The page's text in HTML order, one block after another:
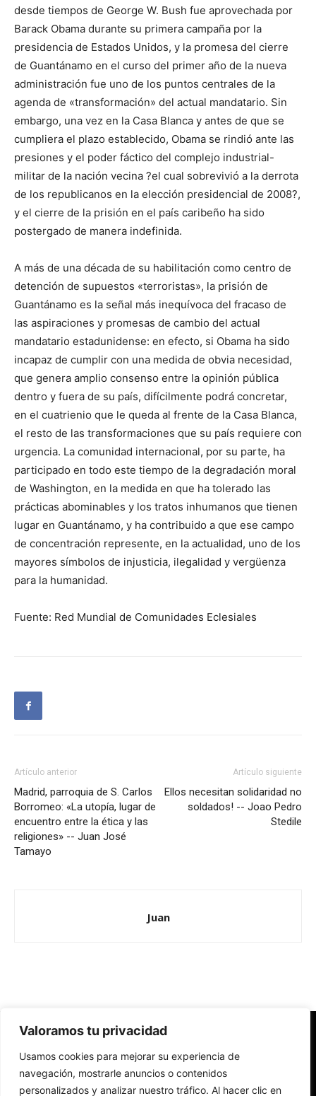
Valoramos tu privacidad
Usamos cookies para mejorar su experiencia de
navegación, mostrarle anuncios o contenidos
personalizados y analizar nuestro tráfico. Al hacer clic en
desde tiempos de George W. Bush fue aprovechada por
Barack Obama durante su primera campaña por la
presidencia de Estados Unidos, y la promesa del cierre
de Guantánamo en el curso del primer año de la nueva
administración fue uno de los puntos centrales de la
agenda de «transformación» del actual mandatario. Sin
embargo, una vez en la Casa Blanca y antes de que se
cumpliera el plazo establecido, Obama se rindió ante las
presiones y el poder fáctico del complejo industrial-
militar de la nación vecina ?el cual sobrevivió a la derrota
de los republicanos en la elección presidencial de 2008?,
y el cierre de la prisión en el país caribeño ha sido
postergado de manera indefinida.
A más de una década de su habilitación como centro de
detención de supuestos «terroristas», la prisión de
Guantánamo es la señal más inequívoca del fracaso de
las aspiraciones y promesas de cambio del actual
mandatario estadunidense: en efecto, si Obama ha sido
incapaz de cumplir con una medida de obvia necesidad,
que genera amplio consenso entre la opinión pública
dentro y fuera de su país, difícilmente podrá concretar,
en el cuatrienio que le queda al frente de la Casa Blanca,
el resto de las transformaciones que su país requiere con
urgencia. La comunidad internacional, por su parte, ha
participado en todo este tiempo de la degradación moral
de Washington, en la medida en que ha tolerado las
prácticas abominables y los tratos inhumanos que tienen
lugar en Guantánamo, y ha contribuido a que ese campo
de concentración represente, en la actualidad, uno de los
mayores símbolos de injusticia, ilegalidad y vergüenza
para la humanidad.
Fuente: Red Mundial de Comunidades Eclesiales
Artículo anterior
Madrid, parroquia de S. Carlos
Borromeo: «La utopía, lugar de
encuentro entre la ética y las
religiones» -- Juan José
Tamayo
Artículo siguiente
Ellos necesitan solidaridad no
soldados! -- Joao Pedro
Stedile
Juan
Redes Cristianas
Una mirada alternativa sobre la Iglesia católica y la sociedad
- Colectivos de Redes Cristianas